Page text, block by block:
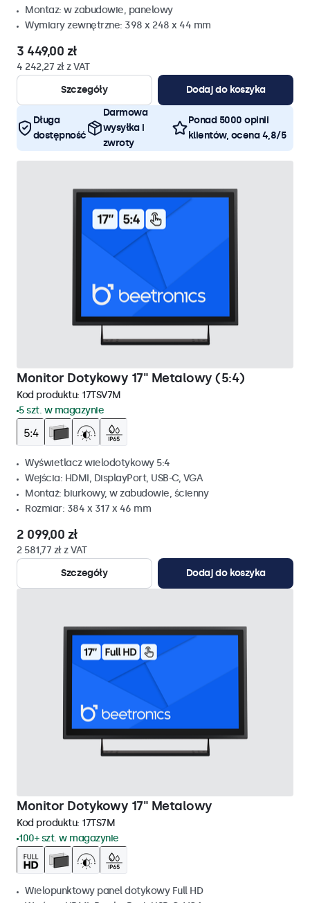
Montaz: w zabudowie, panelowy
Wymiary zewnętrzne: 398 x 248 x 44 mm
3 449,00 zł
4 242,27 zł z VAT
Szczegóły
Dodaj do koszyka
Długa
dostępność
Darmowa
wysyłka i
zwroty
Ponad 5000 opinii
klientów, ocena 4,8/5
Monitor Dotykowy 17" Metalowy (5:4)
Kod produktu: 17TSV7M
5 szt. w magazynie
Wyświetlacz wielodotykowy 5:4
Wejścia: HDMI, DisplayPort, USB-C, VGA
Montaż: biurkowy, w zabudowie, ścienny
Rozmiar: 384 x 317 x 46 mm
2 099,00 zł
2 581,77 zł z VAT
Szczegóły
Dodaj do koszyka
Monitor Dotykowy 17" Metalowy
Kod produktu: 17TS7M
100+ szt. w magazynie
Wielopunktowy panel dotykowy Full HD